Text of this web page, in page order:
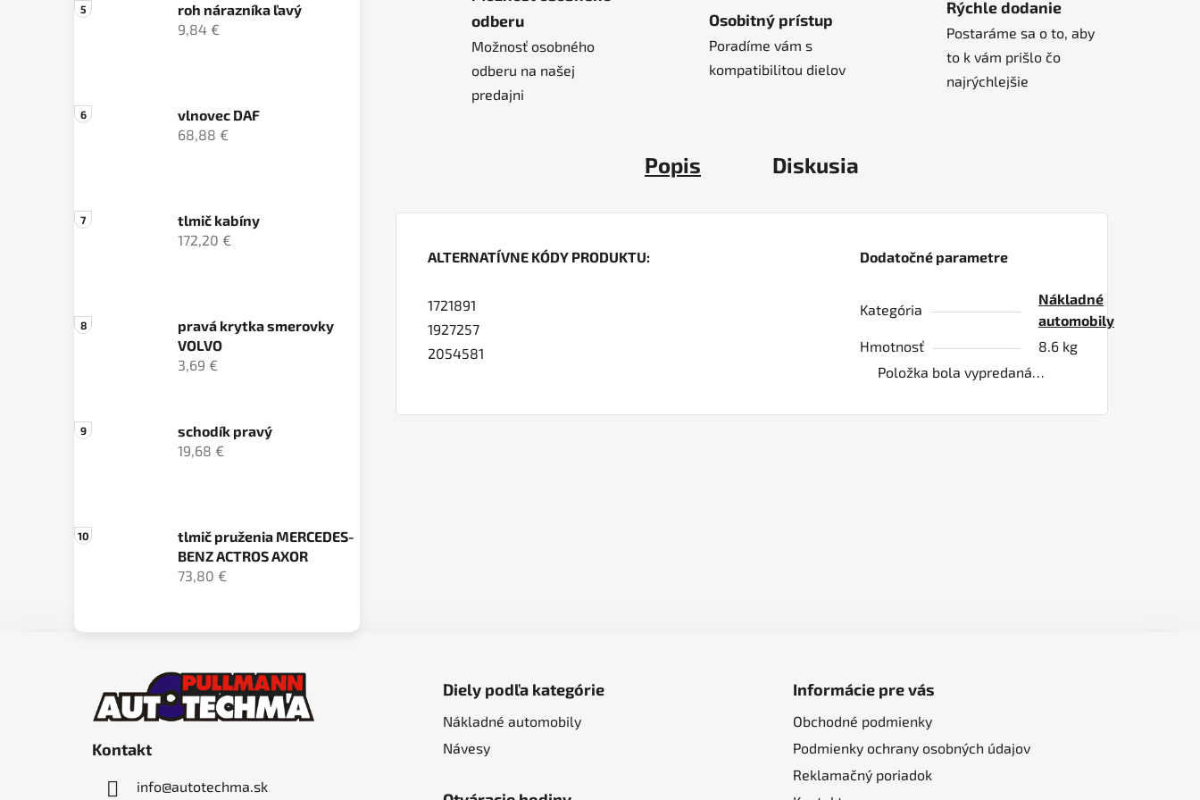
roh nárazníka ľavý
9,84 €
vlnovec DAF
68,88 €
tlmič kabíny
172,20 €
pravá krytka smerovky
VOLVO
3,69 €
schodík pravý
19,68 €
tlmič pruženia MERCEDES-
BENZ ACTROS AXOR
73,80 €
odberu
Možnosť osobného
odberu na našej
predajni
Osobitný prístup
Poradíme vám s
kompatibilitou dielov
Rýchle dodanie
Postaráme sa o to, aby
to k vám prišlo čo
najrýchlejšie
Popis Diskusia
ALTERNATÍVNE KÓDY PRODUKTU:
1721891
1927257
2054581
Dodatočné parametre
Kategória
Nákladné
automobily
Hmotnosť
8.6 kg
Položka bola vypredaná…
Kontakt
info@autotechma.sk
Diely podľa kategórie
Nákladné automobily
Návesy
Informácie pre vás
Obchodné podmienky
Podmienky ochrany osobných údajov
Reklamačný poriadok